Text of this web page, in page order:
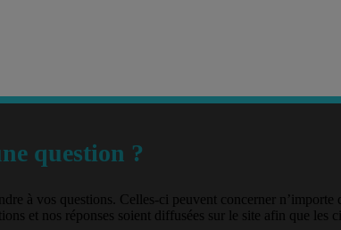
question ?
à vos questions. Celles-ci peuvent concerner
et nos réponses soient diffusées sur le site afin que les